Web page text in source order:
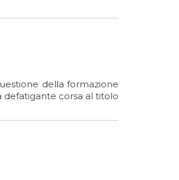
della formazione
defatigante corsa al titolo